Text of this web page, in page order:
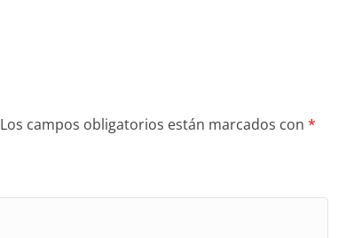
Los campos obligatorios están marcados con *